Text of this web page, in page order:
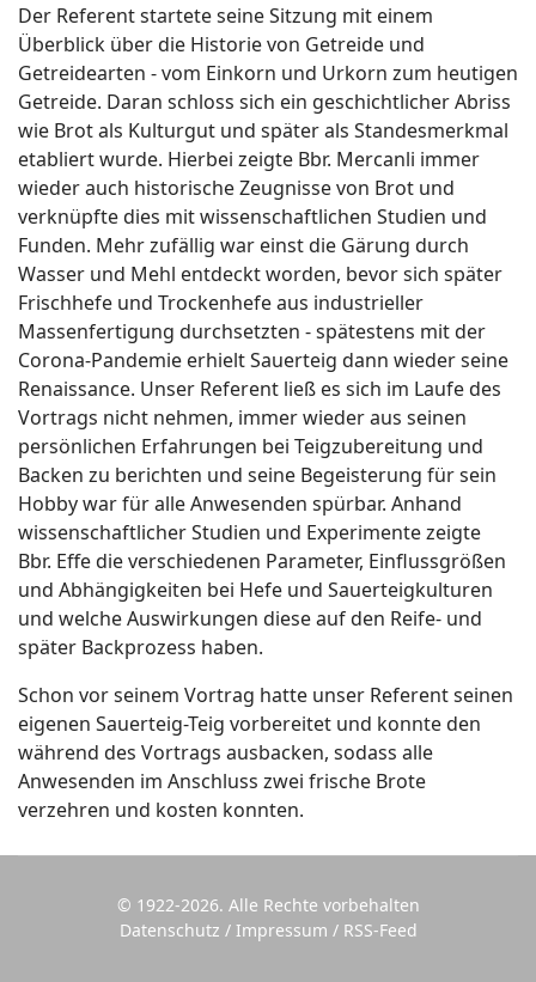
Der Referent startete seine Sitzung mit einem
Überblick über die Historie von Getreide und
Getreidearten - vom Einkorn und Urkorn zum heutigen
Getreide. Daran schloss sich ein geschichtlicher Abriss
wie Brot als Kulturgut und später als Standesmerkmal
etabliert wurde. Hierbei zeigte Bbr. Mercanli immer
wieder auch historische Zeugnisse von Brot und
verknüpfte dies mit wissenschaftlichen Studien und
Funden. Mehr zufällig war einst die Gärung durch
Wasser und Mehl entdeckt worden, bevor sich später
Frischhefe und Trockenhefe aus industrieller
Massenfertigung durchsetzten - spätestens mit der
Corona-Pandemie erhielt Sauerteig dann wieder seine
Renaissance. Unser Referent ließ es sich im Laufe des
Vortrags nicht nehmen, immer wieder aus seinen
persönlichen Erfahrungen bei Teigzubereitung und
Backen zu berichten und seine Begeisterung für sein
Hobby war für alle Anwesenden spürbar. Anhand
wissenschaftlicher Studien und Experimente zeigte
Bbr. Effe die verschiedenen Parameter, Einflussgrößen
und Abhängigkeiten bei Hefe und Sauerteigkulturen
und welche Auswirkungen diese auf den Reife- und
später Backprozess haben.
Schon vor seinem Vortrag hatte unser Referent seinen
eigenen Sauerteig-Teig vorbereitet und konnte den
während des Vortrags ausbacken, sodass alle
Anwesenden im Anschluss zwei frische Brote
verzehren und kosten konnten.
© 1922-2026. Alle Rechte vorbehalten
Datenschutz / Impressum / RSS-Feed